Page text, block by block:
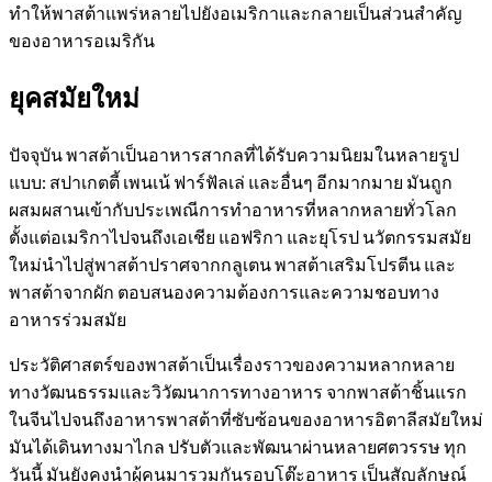
ทำให้พาสต้าแพร่หลายไปยังอเมริกาและกลายเป็นส่วนสำคัญ
ของอาหารอเมริกัน
ยุคสมัยใหม่
ปัจจุบัน พาสต้าเป็นอาหารสากลที่ได้รับความนิยมในหลายรูป
แบบ: สปาเกตตี้ เพนเน้ ฟาร์ฟัลเล่ และอื่นๆ อีกมากมาย มันถูก
ผสมผสานเข้ากับประเพณีการทำอาหารที่หลากหลายทั่วโลก
ตั้งแต่อเมริกาไปจนถึงเอเชีย แอฟริกา และยุโรป นวัตกรรมสมัย
ใหม่นำไปสู่พาสต้าปราศจากกลูเตน พาสต้าเสริมโปรตีน และ
พาสต้าจากผัก ตอบสนองความต้องการและความชอบทาง
อาหารร่วมสมัย
ประวัติศาสตร์ของพาสต้าเป็นเรื่องราวของความหลากหลาย
ทางวัฒนธรรมและวิวัฒนาการทางอาหาร จากพาสต้าชิ้นแรก
ในจีนไปจนถึงอาหารพาสต้าที่ซับซ้อนของอาหารอิตาลีสมัยใหม่
มันได้เดินทางมาไกล ปรับตัวและพัฒนาผ่านหลายศตวรรษ ทุก
วันนี้ มันยังคงนำผู้คนมารวมกันรอบโต๊ะอาหาร เป็นสัญลักษณ์